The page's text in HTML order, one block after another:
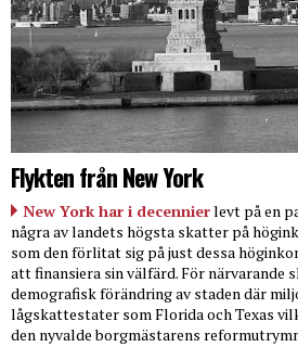
Flykten från New York
New York har i decennierlevt på en
några av landets högsta skatter på
som den förlitat sig på just dessa
att finansiera sin välfärd. För närvarande
demografisk förändring av staden där
lågskattestater som Florida och Texas
den nyvalde borgmästarens